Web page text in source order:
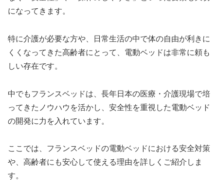
になってきます。
特に介護が必要な方や、日常生活の中で体の自由が利きに
くくなってきた高齢者にとって、電動ベッドは非常に頼も
しい存在です。
中でもフランスベッドは、長年日本の医療・介護現場で培
ってきたノウハウを活かし、安全性を重視した電動ベッド
の開発に力を入れています。
ここでは、フランスベッドの電動ベッドにおける安全対策
や、高齢者にも安心して使える理由を詳しくご紹介しま
す。